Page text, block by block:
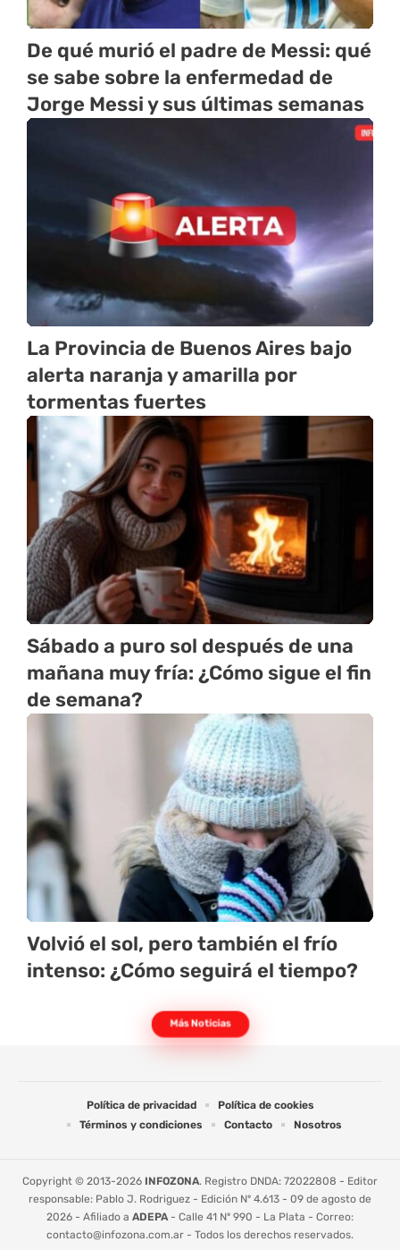
De qué murió el padre de Messi: qué
se sabe sobre la enfermedad de
Jorge Messi y sus últimas semanas
La Provincia de Buenos Aires bajo
alerta naranja y amarilla por
tormentas fuertes
Sábado a puro sol después de una
mañana muy fría: ¿Cómo sigue el fin
de semana?
Volvió el sol, pero también el frío
intenso: ¿Cómo seguirá el tiempo?
Más Noticias
Política de privacidad
Política de cookies
Términos y condiciones
Contacto Nosotros
Copyright © 2013-2026 INFOZONA. Registro DNDA: 72022808 - Editor
responsable: Pablo J. Rodriguez - Edición Nº 4.613 - 09 de agosto de
2026 - Afiliado a ADEPA- Calle 41 Nº 990 - La Plata - Correo:
contacto@infozona.com.ar - Todos los derechos reservados.